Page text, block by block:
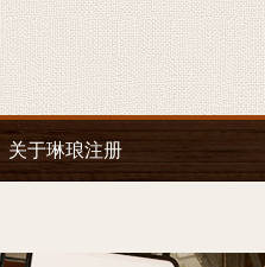
关于琳琅注册